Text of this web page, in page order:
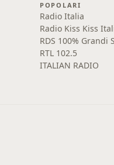
POPOLARI
Radio Italia
Radio Kiss Kiss
RDS 100% Grandi
RTL 102.5
ITALIAN RADIO